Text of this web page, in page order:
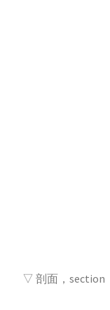
▽ 剖面，section